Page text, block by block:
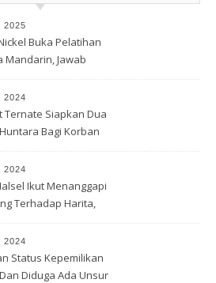
2025
Buka Pelatihan
Mandarin, Jawab
2024
Ternate Siapkan Dua
Bagi Korban
2024
Ikut Menanggapi
Terhadap Harita,
2024
Status Kepemilikan
Diduga Ada Unsur